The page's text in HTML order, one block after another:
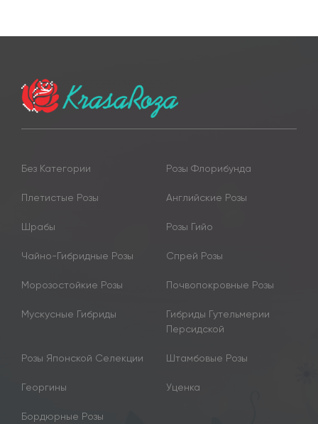
Без Категории Розы Флорибунда
Плетистые Розы Английские Розы
Шрабы Розы Гийо
Чайно-Гибридные Розы Спрей Розы
Морозостойкие Розы Почвопокровные Розы
Мускусные Гибриды
Гибриды Гутельмерии
Персидской
Розы Японской Селекции Штамбовые Розы
Георгины Уценка
Бордюрные Розы